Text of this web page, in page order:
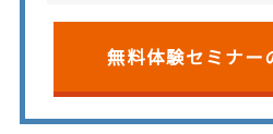
無料体験セミナー